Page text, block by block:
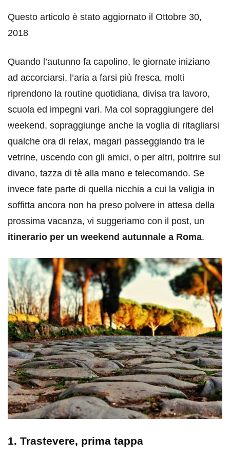
Questo articolo è stato aggiornato il Ottobre 30,
2018
Quando l’autunno fa capolino, le giornate iniziano
ad accorciarsi, l’aria a farsi più fresca, molti
riprendono la routine quotidiana, divisa tra lavoro,
scuola ed impegni vari. Ma col sopraggiungere del
weekend, sopraggiunge anche la voglia di ritagliarsi
qualche ora di relax, magari passeggiando tra le
vetrine, uscendo con gli amici, o per altri, poltrire sul
divano, tazza di tè alla mano e telecomando. Se
invece fate parte di quella nicchia a cui la valigia in
soffitta ancora non ha preso polvere in attesa della
prossima vacanza, vi suggeriamo con il post, un
itinerario per un weekend autunnale a Roma.
1. Trastevere, prima tappa